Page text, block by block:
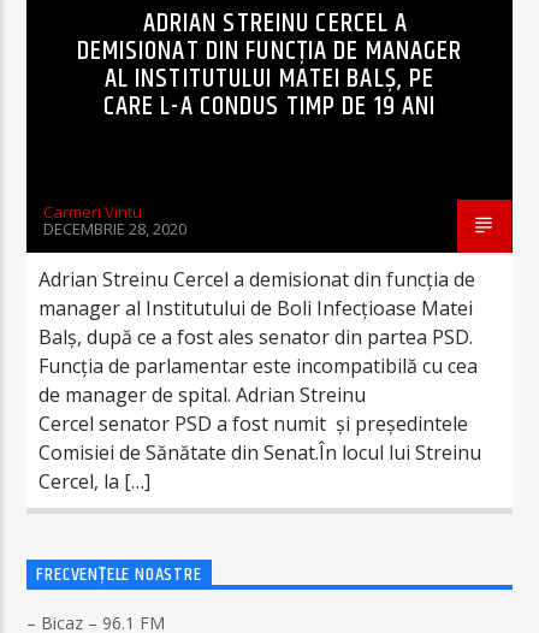
ADRIAN STREINU CERCEL A
DEMISIONAT DIN FUNCȚIA DE MANAGER
AL INSTITUTULUI MATEI BALȘ, PE
CARE L-A CONDUS TIMP DE 19 ANI
Carmen Vintu
DECEMBRIE 28, 2020
Adrian Streinu Cercel a demisionat din funcția de
manager al Institutului de Boli Infecțioase Matei
Balș, după ce a fost ales senator din partea PSD.
Funcția de parlamentar este incompatibilă cu cea
de manager de spital. Adrian Streinu
Cercel senator PSD a fost numit și președintele
Comisiei de Sănătate din Senat.În locul lui Streinu
Cercel, la […]
FRECVENȚELE NOASTRE
– Bicaz – 96.1 FM